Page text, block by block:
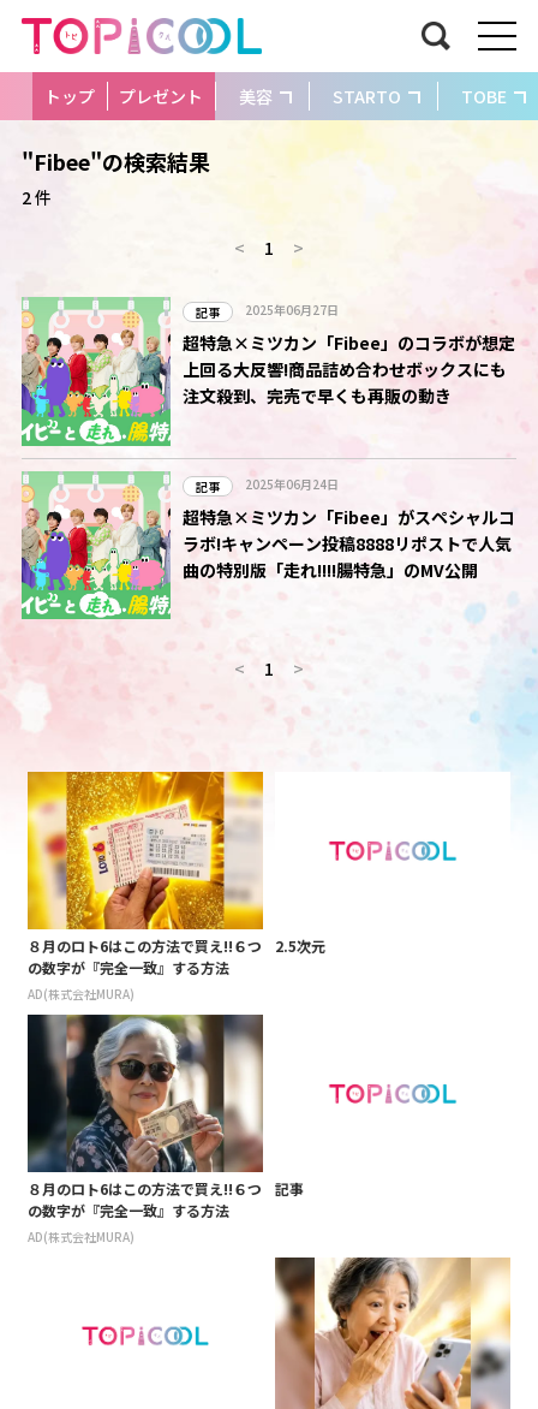
トップ プレゼント 美容 STARTO TOBE
"Fibee"の検索結果
2 件
< 1 >
記事 2025年06月27日
超特急×ミツカン「Fibee」のコラボが想定
上回る大反響!商品詰め合わせボックスにも
注文殺到、完売で早くも再販の動き
記事 2025年06月24日
超特急×ミツカン「Fibee」がスペシャルコ
ラボ!キャンペーン投稿8888リポストで人気
曲の特別版「走れ!!!!腸特急」のMV公開
< 1 >
８月のロト6はこの方法で買え!!６つ
の数字が『完全一致』する方法
AD(株式会社MURA)
2.5次元
８月のロト6はこの方法で買え!!６つ
の数字が『完全一致』する方法
AD(株式会社MURA)
記事